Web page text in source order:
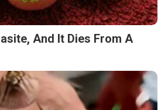
And It Dies From A